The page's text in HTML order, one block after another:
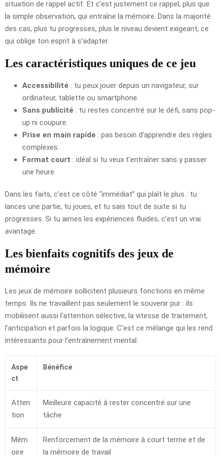
situation de rappel actif. Et c’est justement ce rappel, plus que
la simple observation, qui entraîne la mémoire. Dans la majorité
des cas, plus tu progresses, plus le niveau devient exigeant, ce
qui oblige ton esprit à s’adapter.
Les caractéristiques uniques de ce jeu
Accessibilité : tu peux jouer depuis un navigateur, sur
ordinateur, tablette ou smartphone.
Sans publicité : tu restes concentré sur le défi, sans pop-
up ni coupure.
Prise en main rapide : pas besoin d’apprendre des règles
complexes.
Format court : idéal si tu veux t’entraîner sans y passer
une heure.
Dans les faits, c’est ce côté “immédiat” qui plaît le plus : tu
lances une partie, tu joues, et tu sais tout de suite si tu
progresses. Si tu aimes les expériences fluides, c’est un vrai
avantage.
Les bienfaits cognitifs des jeux de
mémoire
Les jeux de mémoire sollicitent plusieurs fonctions en même
temps. Ils ne travaillent pas seulement le souvenir pur : ils
mobilisent aussi l’attention sélective, la vitesse de traitement,
l’anticipation et parfois la logique. C’est ce mélange qui les rend
intéressants pour l’entraînement mental.
Aspe
ct
Bénéfice
Atten
tion
Meilleure capacité à rester concentré sur une
tâche
Mém
oire
Renforcement de la mémoire à court terme et de
la mémoire de travail